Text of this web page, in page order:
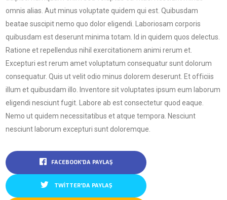
omnis alias. Aut minus voluptate quidem qui est. Quibusdam
beatae suscipit nemo quo dolor eligendi. Laboriosam corporis
quibusdam est deserunt minima totam. Id in quidem quos delectus.
Ratione et repellendus nihil exercitationem animi rerum et.
Excepturi est rerum amet voluptatum consequatur sunt dolorum
consequatur. Quis ut velit odio minus dolorem deserunt. Et officiis
illum et quibusdam illo. Inventore sit voluptates ipsum eum laborum
eligendi nesciunt fugit. Labore ab est consectetur quod eaque.
Nemo ut quidem necessitatibus et atque tempora. Nesciunt
nesciunt laborum excepturi sunt doloremque.
FACEBOOK'DA PAYLAŞ
TWITTER'DA PAYLAŞ